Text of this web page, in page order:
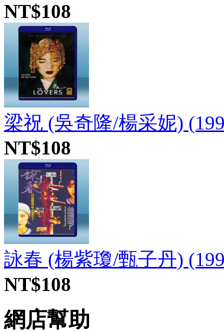
NT$108
梁祝 (吳奇隆/楊采妮)
NT$108
詠春 (楊紫瓊/甄子丹)
NT$108
網店幫助